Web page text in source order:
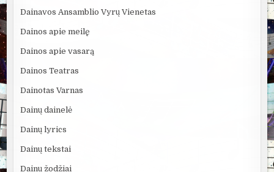
Dainavos Ansamblio Vyrų Vienetas
Dainos apie meilę
Dainos apie vasarą
Dainos Teatras
Dainotas Varnas
Dainų dainelė
Dainų lyrics
Dainų tekstai
Dainų žodžiai